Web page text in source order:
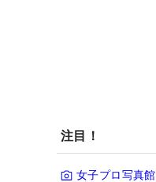
注目！
女子プロ写真館